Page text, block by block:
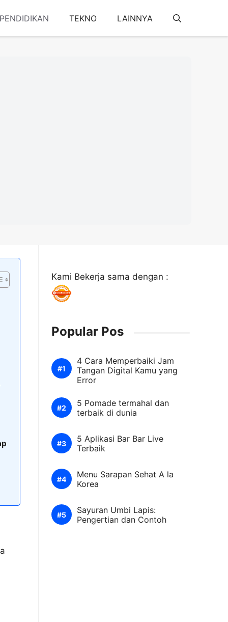
PENDIDIKAN TEKNO LAINNYA
Kami Bekerja sama dengan :
Popular Pos
4 Cara Memperbaiki Jam
Tangan Digital Kamu yang
Error
5 Pomade termahal dan
terbaik di dunia
5 Aplikasi Bar Bar Live
Terbaik
Menu Sarapan Sehat A la
Korea
Sayuran Umbi Lapis:
Pengertian dan Contoh